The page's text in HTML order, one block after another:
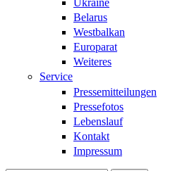
Belarus
Westbalkan
Europarat
Weiteres
Service
Pressemitteilungen
Pressefotos
Lebenslauf
Kontakt
Impressum